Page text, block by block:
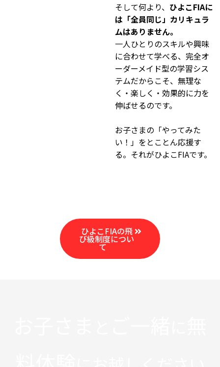
そして何より、 ひよこFIAに
は「全員同じ」カリキュラ
ムはありません。
一人ひとりのスキルや興味
に合わせて学べる、完全オ
ーダーメイド型の学習シス
テムだからこそ、無理な
く・楽しく・効果的に力を
伸ばせるのです。
お子さまの「やってみた
い！」をとことん応援す
る。それがひよこFIAです。
ひよこFIAの飛
び級制度につい
て